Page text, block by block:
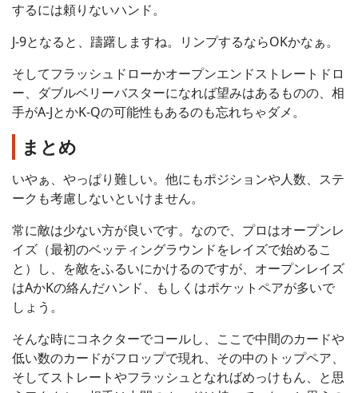
するには頼りないハンド。
J-9となると、躊躇しますね。リンプするならOKかなぁ。
そしてフラッシュドローかオープンエンドストレートドロ
ー、ダブルベリーバスターになれば望みはあるものの、相
手がA-JとかK-Qの可能性もあるのも忘れちゃダメ。
まとめ
いやぁ、やっぱり難しい。他にもポジションや人数、ステ
ークも考慮しないといけません。
常に敵は少ない方が良いです。なので、プロはオープンレ
イズ（最初のベッティングラウンドをレイズで始めるこ
と）し、を敵をふるいにかけるのですが、オープンレイズ
はAかKの絡んだハンド、もしくはポケットペアが多いで
しょう。
そんな時にコネクターでコールし、ここで中間のカードや
低い数のカードがフロップで現れ、その中のトップペア、
そしてストレートやフラッシュとなればめっけもん、と思